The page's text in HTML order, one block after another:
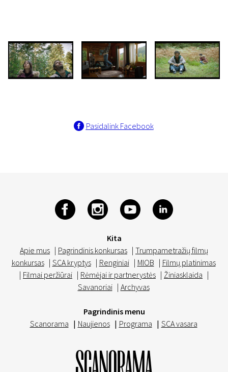
Pasidalink Facebook
Kita
Apie mus | Pagrindinis konkursas | Trumpametražių filmų
konkursas | SCA kryptys | Renginiai | MIOB | Filmų platinimas
| Filmai peržiūrai | Rėmėjai ir partnerystės | Žiniasklaida |
Savanoriai | Archyvas
Pagrindinis menu
Scanorama | Naujienos | Programa | SCA vasara